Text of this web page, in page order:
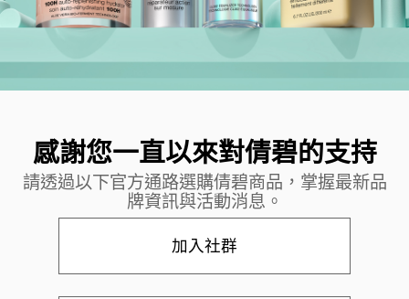
感謝您一直以來對倩碧的支持
請透過以下官方通路選購倩碧商品，掌握最新品
牌資訊與活動消息。
加入社群